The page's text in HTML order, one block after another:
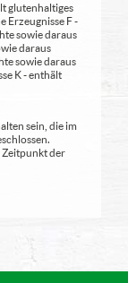
glutenhaltiges
Erzeugnisse F -
sowie daraus
daraus
sowie daraus
K - enthält
sein, die im
Zeitpunkt der